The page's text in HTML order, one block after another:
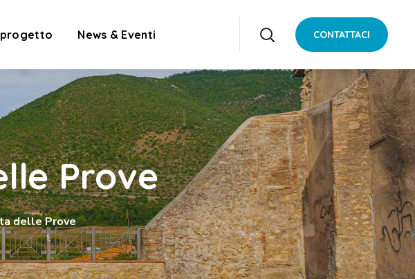
News & Eventi CONTATTACI
Prove
delle Prove